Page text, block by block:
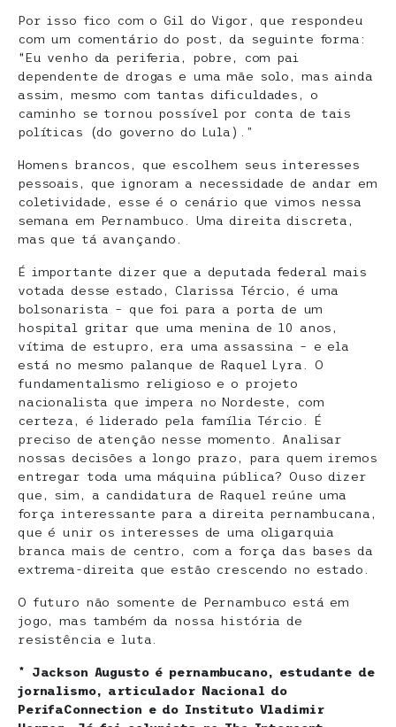
Por isso fico com o Gil do Vigor, que respondeu
com um comentário do post, da seguinte forma:
“Eu venho da periferia, pobre, com pai
dependente de drogas e uma mãe solo, mas ainda
assim, mesmo com tantas dificuldades, o
caminho se tornou possível por conta de tais
políticas (do governo do Lula).”
Homens brancos, que escolhem seus interesses
pessoais, que ignoram a necessidade de andar em
coletividade, esse é o cenário que vimos nessa
semana em Pernambuco. Uma direita discreta,
mas que tá avançando.
É importante dizer que a deputada federal mais
votada desse estado, Clarissa Tércio, é uma
bolsonarista – que foi para a porta de um
hospital gritar que uma menina de 10 anos,
vítima de estupro, era uma assassina – e ela
está no mesmo palanque de Raquel Lyra. O
fundamentalismo religioso e o projeto
nacionalista que impera no Nordeste, com
certeza, é liderado pela família Tércio. É
preciso de atenção nesse momento. Analisar
nossas decisões a longo prazo, para quem iremos
entregar toda uma máquina pública? Ouso dizer
que, sim, a candidatura de Raquel reúne uma
força interessante para a direita pernambucana,
que é unir os interesses de uma oligarquia
branca mais de centro, com a força das bases da
extrema-direita que estão crescendo no estado.
O futuro não somente de Pernambuco está em
jogo, mas também da nossa história de
resistência e luta.
* Jackson Augusto é pernambucano, estudante de
jornalismo, articulador Nacional do
PerifaConnection e do Instituto Vladimir